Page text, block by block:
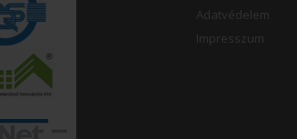
Adatvédelem
Impresszum